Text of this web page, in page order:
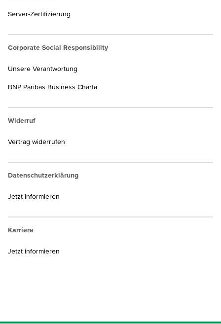
Server-Zertifizierung
Corporate Social Responsibility
Unsere Verantwortung
BNP Paribas Business Charta
Widerruf
Vertrag widerrufen
Datenschutzerklärung
Jetzt informieren
Karriere
Jetzt informieren